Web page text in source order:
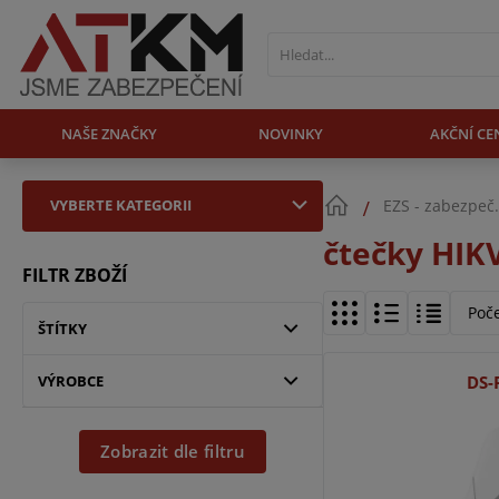
NAŠE ZNAČKY NOVINKY AKČNÍ
VYBERTE KATEGORII
FILTR ZBOŽÍ
ŠTÍTKY
VÝROBCE
Zobrazit dle filtru
EZS -
čtečky
DS-